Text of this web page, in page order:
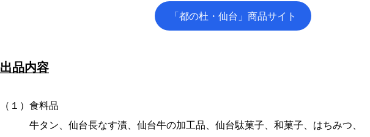
「都の杜・仙台」商品サイト
出品内容
（１）食料品
牛タン、仙台長なす漬、仙台牛の加工品、仙台駄菓子、和菓子、はちみつ、